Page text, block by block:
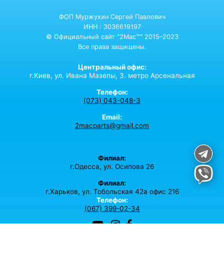
ФОП Муржухин Сергей Павлович
ИНН : 3036619197
© Официальный сайт "2Mac™" 2015–2023
Все права защищены.
Центральный офис:
г.Киев, ул. Ивана Мазепы, 3. метро Арсенальная
Телефон:
(073) 043-048-3
Email:
2macparts@gmail.com
Филиал:
г.Одесса, ул. Осипова 26
Филиал:
г.Харьков, ул. Тобольская 42а офис 216
Телефон:
(067) 399-02-34